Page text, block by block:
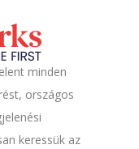
minden
országos
keressük az